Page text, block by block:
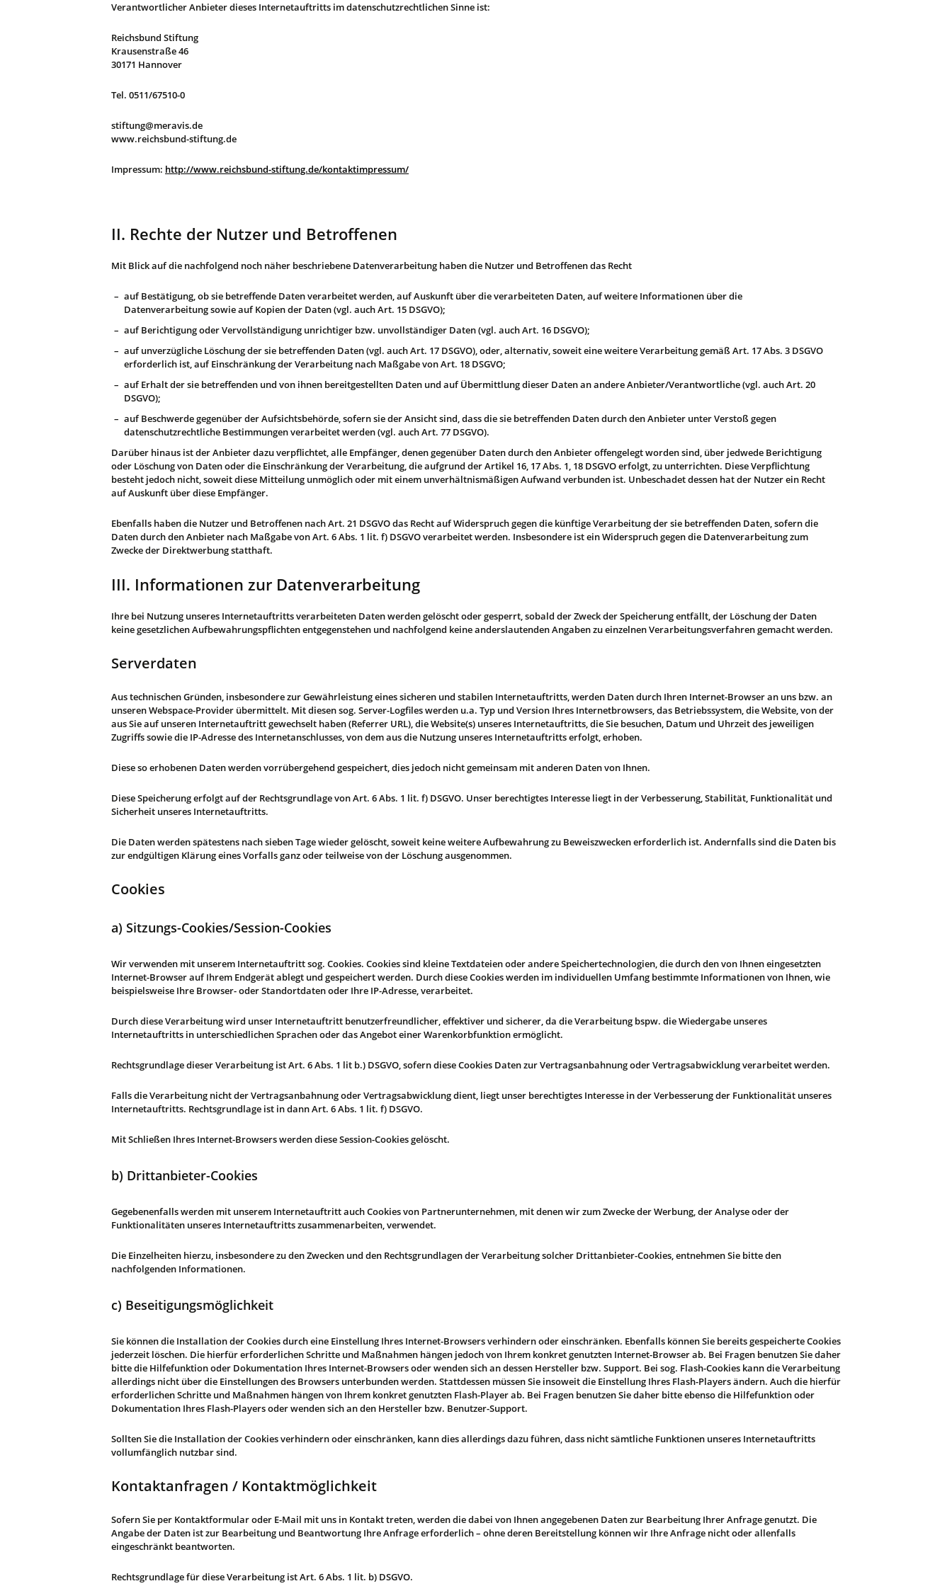
Verantwortlicher Anbieter dieses Internetauftritts im datenschutzrechtlichen Sinne ist:
Reichsbund Stiftung
Krausenstraße 46
30171 Hannover
Tel. 0511/67510-0
stiftung@meravis.de
www.reichsbund-stiftung.de
Impressum: http://www.reichsbund-stiftung.de/kontaktimpressum/
II. Rechte der Nutzer und Betroffenen
Mit Blick auf die nachfolgend noch näher beschriebene Datenverarbeitung haben die Nutzer und Betroffenen das Recht
auf Bestätigung, ob sie betreffende Daten verarbeitet werden, auf Auskunft über die verarbeiteten Daten, auf weitere Informationen über die
Datenverarbeitung sowie auf Kopien der Daten (vgl. auch Art. 15 DSGVO);
auf Berichtigung oder Vervollständigung unrichtiger bzw. unvollständiger Daten (vgl. auch Art. 16 DSGVO);
auf unverzügliche Löschung der sie betreffenden Daten (vgl. auch Art. 17 DSGVO), oder, alternativ, soweit eine weitere Verarbeitung gemäß Art. 17 Abs. 3 DSGVO
erforderlich ist, auf Einschränkung der Verarbeitung nach Maßgabe von Art. 18 DSGVO;
auf Erhalt der sie betreffenden und von ihnen bereitgestellten Daten und auf Übermittlung dieser Daten an andere Anbieter/Verantwortliche (vgl. auch Art. 20
DSGVO);
auf Beschwerde gegenüber der Aufsichtsbehörde, sofern sie der Ansicht sind, dass die sie betreffenden Daten durch den Anbieter unter Verstoß gegen
datenschutzrechtliche Bestimmungen verarbeitet werden (vgl. auch Art. 77 DSGVO).
Darüber hinaus ist der Anbieter dazu verpflichtet, alle Empfänger, denen gegenüber Daten durch den Anbieter offengelegt worden sind, über jedwede Berichtigung
oder Löschung von Daten oder die Einschränkung der Verarbeitung, die aufgrund der Artikel 16, 17 Abs. 1, 18 DSGVO erfolgt, zu unterrichten. Diese Verpflichtung
besteht jedoch nicht, soweit diese Mitteilung unmöglich oder mit einem unverhältnismäßigen Aufwand verbunden ist. Unbeschadet dessen hat der Nutzer ein Recht
auf Auskunft über diese Empfänger.
Ebenfalls haben die Nutzer und Betroffenen nach Art. 21 DSGVO das Recht auf Widerspruch gegen die künftige Verarbeitung der sie betreffenden Daten, sofern die
Daten durch den Anbieter nach Maßgabe von Art. 6 Abs. 1 lit. f) DSGVO verarbeitet werden. Insbesondere ist ein Widerspruch gegen die Datenverarbeitung zum
Zwecke der Direktwerbung statthaft.
III. Informationen zur Datenverarbeitung
Ihre bei Nutzung unseres Internetauftritts verarbeiteten Daten werden gelöscht oder gesperrt, sobald der Zweck der Speicherung entfällt, der Löschung der Daten
keine gesetzlichen Aufbewahrungspflichten entgegenstehen und nachfolgend keine anderslautenden Angaben zu einzelnen Verarbeitungsverfahren gemacht werden.
Serverdaten
Aus technischen Gründen, insbesondere zur Gewährleistung eines sicheren und stabilen Internetauftritts, werden Daten durch Ihren Internet-Browser an uns bzw. an
unseren Webspace-Provider übermittelt. Mit diesen sog. Server-Logfiles werden u.a. Typ und Version Ihres Internetbrowsers, das Betriebssystem, die Website, von der
aus Sie auf unseren Internetauftritt gewechselt haben (Referrer URL), die Website(s) unseres Internetauftritts, die Sie besuchen, Datum und Uhrzeit des jeweiligen
Zugriffs sowie die IP-Adresse des Internetanschlusses, von dem aus die Nutzung unseres Internetauftritts erfolgt, erhoben.
Diese so erhobenen Daten werden vorrübergehend gespeichert, dies jedoch nicht gemeinsam mit anderen Daten von Ihnen.
Diese Speicherung erfolgt auf der Rechtsgrundlage von Art. 6 Abs. 1 lit. f) DSGVO. Unser berechtigtes Interesse liegt in der Verbesserung, Stabilität, Funktionalität und
Sicherheit unseres Internetauftritts.
Die Daten werden spätestens nach sieben Tage wieder gelöscht, soweit keine weitere Aufbewahrung zu Beweiszwecken erforderlich ist. Andernfalls sind die Daten bis
zur endgültigen Klärung eines Vorfalls ganz oder teilweise von der Löschung ausgenommen.
Cookies
a) Sitzungs-Cookies/Session-Cookies
Wir verwenden mit unserem Internetauftritt sog. Cookies. Cookies sind kleine Textdateien oder andere Speichertechnologien, die durch den von Ihnen eingesetzten
Internet-Browser auf Ihrem Endgerät ablegt und gespeichert werden. Durch diese Cookies werden im individuellen Umfang bestimmte Informationen von Ihnen, wie
beispielsweise Ihre Browser- oder Standortdaten oder Ihre IP-Adresse, verarbeitet.
Durch diese Verarbeitung wird unser Internetauftritt benutzerfreundlicher, effektiver und sicherer, da die Verarbeitung bspw. die Wiedergabe unseres
Internetauftritts in unterschiedlichen Sprachen oder das Angebot einer Warenkorbfunktion ermöglicht.
Rechtsgrundlage dieser Verarbeitung ist Art. 6 Abs. 1 lit b.) DSGVO, sofern diese Cookies Daten zur Vertragsanbahnung oder Vertragsabwicklung verarbeitet werden.
Falls die Verarbeitung nicht der Vertragsanbahnung oder Vertragsabwicklung dient, liegt unser berechtigtes Interesse in der Verbesserung der Funktionalität unseres
Internetauftritts. Rechtsgrundlage ist in dann Art. 6 Abs. 1 lit. f) DSGVO.
Mit Schließen Ihres Internet-Browsers werden diese Session-Cookies gelöscht.
b) Drittanbieter-Cookies
Gegebenenfalls werden mit unserem Internetauftritt auch Cookies von Partnerunternehmen, mit denen wir zum Zwecke der Werbung, der Analyse oder der
Funktionalitäten unseres Internetauftritts zusammenarbeiten, verwendet.
Die Einzelheiten hierzu, insbesondere zu den Zwecken und den Rechtsgrundlagen der Verarbeitung solcher Drittanbieter-Cookies, entnehmen Sie bitte den
nachfolgenden Informationen.
c) Beseitigungsmöglichkeit
Sie können die Installation der Cookies durch eine Einstellung Ihres Internet-Browsers verhindern oder einschränken. Ebenfalls können Sie bereits gespeicherte Cookies
jederzeit löschen. Die hierfür erforderlichen Schritte und Maßnahmen hängen jedoch von Ihrem konkret genutzten Internet-Browser ab. Bei Fragen benutzen Sie daher
bitte die Hilfefunktion oder Dokumentation Ihres Internet-Browsers oder wenden sich an dessen Hersteller bzw. Support. Bei sog. Flash-Cookies kann die Verarbeitung
allerdings nicht über die Einstellungen des Browsers unterbunden werden. Stattdessen müssen Sie insoweit die Einstellung Ihres Flash-Players ändern. Auch die hierfür
erforderlichen Schritte und Maßnahmen hängen von Ihrem konkret genutzten Flash-Player ab. Bei Fragen benutzen Sie daher bitte ebenso die Hilfefunktion oder
Dokumentation Ihres Flash-Players oder wenden sich an den Hersteller bzw. Benutzer-Support.
Sollten Sie die Installation der Cookies verhindern oder einschränken, kann dies allerdings dazu führen, dass nicht sämtliche Funktionen unseres Internetauftritts
vollumfänglich nutzbar sind.
Kontaktanfragen / Kontaktmöglichkeit
Sofern Sie per Kontaktformular oder E-Mail mit uns in Kontakt treten, werden die dabei von Ihnen angegebenen Daten zur Bearbeitung Ihrer Anfrage genutzt. Die
Angabe der Daten ist zur Bearbeitung und Beantwortung Ihre Anfrage erforderlich – ohne deren Bereitstellung können wir Ihre Anfrage nicht oder allenfalls
eingeschränkt beantworten.
Rechtsgrundlage für diese Verarbeitung ist Art. 6 Abs. 1 lit. b) DSGVO.